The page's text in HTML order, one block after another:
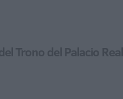
Trono del Palacio Real